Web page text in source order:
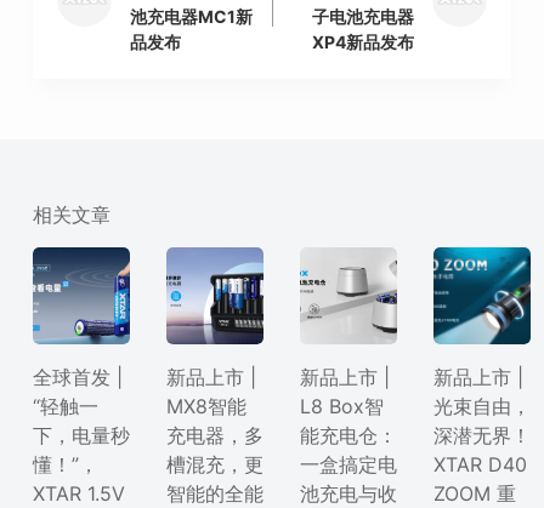
池充电器MC1新
品发布
子电池充电器
XP4新品发布
相关文章
全球首发 |
“轻触一
下，电量秒
懂！”，
XTAR 1.5V
新品上市 |
MX8智能
充电器，多
槽混充，更
智能的全能
新品上市 |
L8 Box智
能充电仓：
一盒搞定电
池充电与收
新品上市 |
光束自由，
深潜无界！
XTAR D40
ZOOM 重